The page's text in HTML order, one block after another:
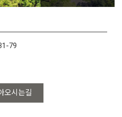
79
오시는길